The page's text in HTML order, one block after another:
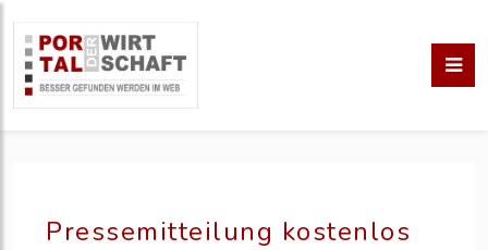
Pressemitteilung kostenlos